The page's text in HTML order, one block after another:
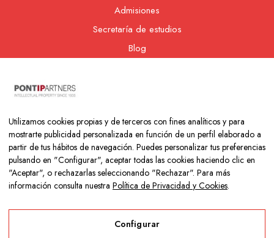
Admisiones
Secretaría de estudios
Blog
Copyright © 2026 Colegio Los Naranjos | Hecho con mucho amor
porNeurona Digital
Utilizamos cookies propias y de terceros con fines analíticos y para
mostrarte publicidad personalizada en función de un perfil elaborado a
partir de tus hábitos de navegación. Puedes personalizar tus preferencias
pulsando en "Configurar", aceptar todas las cookies haciendo clic en
"Aceptar", o rechazarlas seleccionando "Rechazar". Para más
información consulta nuestra Política de Privacidad y Cookies.
Configurar